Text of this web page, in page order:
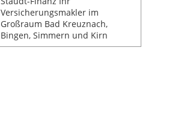
Versicherungsmakler im
Großraum Bad Kreuznach,
Bingen, Simmern und Kirn